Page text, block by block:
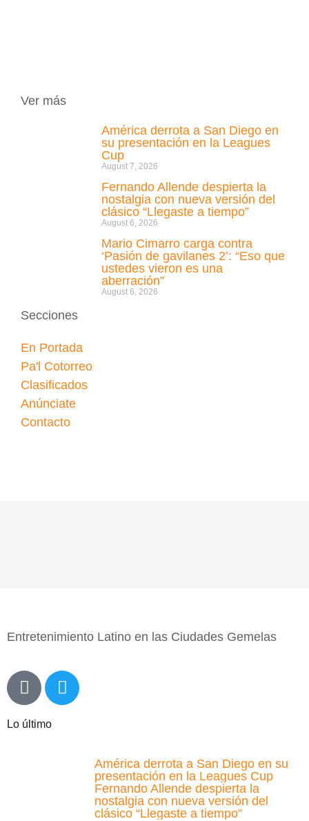
Ver más
América derrota a San Diego en
su presentación en la Leagues
Cup
August 7, 2026
Fernando Allende despierta la
nostalgia con nueva versión del
clásico “Llegaste a tiempo”
August 6, 2026
Mario Cimarro carga contra
‘Pasión de gavilanes 2’: “Eso que
ustedes vieron es una
aberración”
August 6, 2026
Secciones
En Portada
Pa'l Cotorreo
Clasificados
Anúnciate
Contacto
Entretenimiento Latino en las Ciudades Gemelas
Lo último
América derrota a San Diego en su
presentación en la Leagues Cup
Fernando Allende despierta la
nostalgia con nueva versión del
clásico “Llegaste a tiempo”